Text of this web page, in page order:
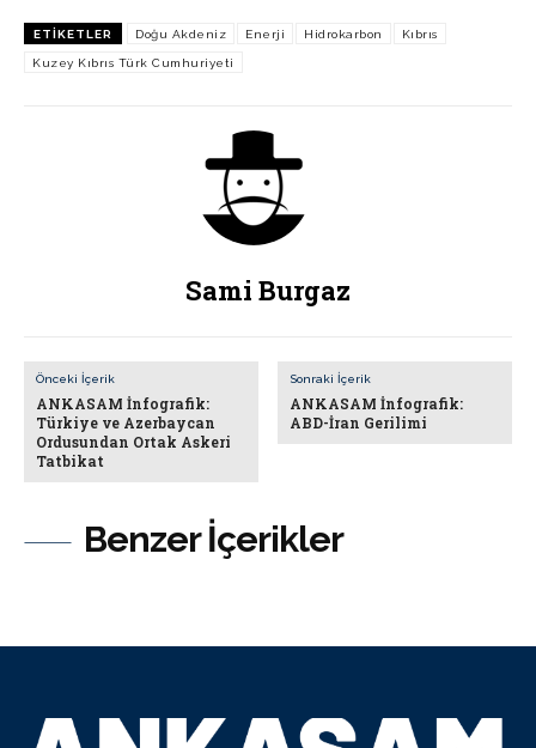
Benzer İçerikler
ETIKETLER Doğu Akdeniz Enerji Hidrokarbon Kıbrıs
Kuzey Kıbrıs Türk Cumhuriyeti
Sami Burgaz
Önceki İçerik
ANKASAM İnfografik:
Türkiye ve Azerbaycan
Ordusundan Ortak Askeri
Tatbikat
Sonraki İçerik
ANKASAM İnfografik:
ABD-İran Gerilimi